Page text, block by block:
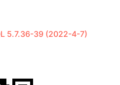
5.7.36-39 (2022-4-7)